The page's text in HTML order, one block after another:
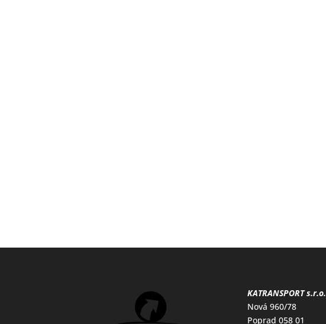
KATRANSPORT s.r.o.
Nová 960/78
Poprad 058 01